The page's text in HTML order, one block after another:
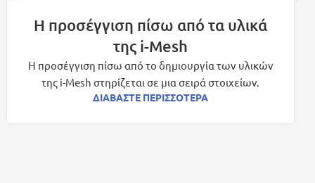
Η προσέγγιση πίσω από τα υλικά
της i-Mesh
Η προσέγγιση πίσω από το δημιουργία των υλικών
της i-Mesh στηρίζεται σε μια σειρά στοιχείων.
ΔΙΑΒΆΣΤΕ ΠΕΡΙΣΣΌΤΕΡΑ